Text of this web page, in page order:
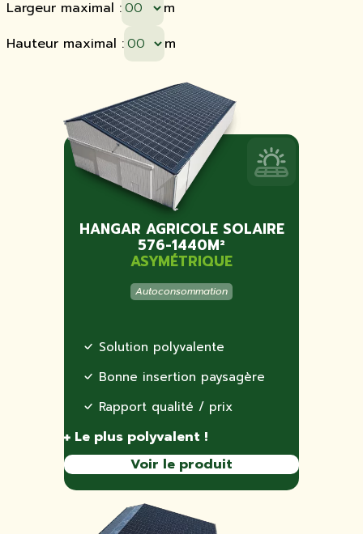
Largeur maximal :
m
Hauteur maximal :
m
HANGAR AGRICOLE SOLAIRE
576-1440M²
ASYMÉTRIQUE
Autoconsommation
Solution polyvalente
Bonne insertion paysagère
Rapport qualité / prix
Le plus polyvalent !
Voir le produit